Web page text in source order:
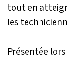
tout en
les
Présentée